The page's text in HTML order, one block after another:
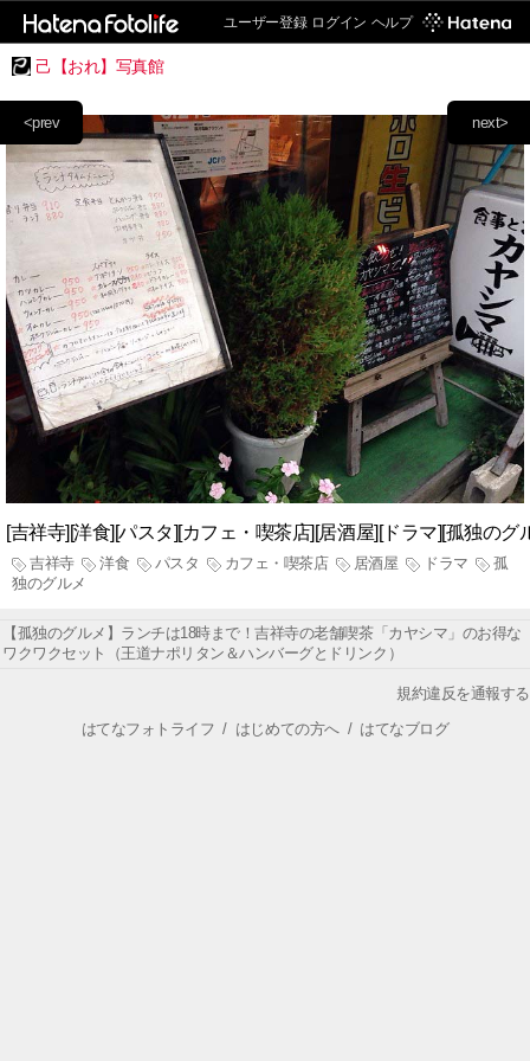
ユーザー登録 ログイン ヘルプ
己【おれ】写真館
next>
<prev
[吉祥寺][洋食][パスタ][カフェ・喫茶店][居酒屋][ドラマ][孤独の
吉祥寺 洋食 パスタ カフェ・喫茶店 居酒屋 ドラマ
孤
独のグルメ
【孤独のグルメ】ランチは18時まで！吉祥寺の老舗喫茶「カヤシマ」のお得な
ワクワクセット（王道ナポリタン＆ハンバーグとドリンク）
規約違反を通報する
はてなフォトライフ / はじめての方へ/ はてなブログ